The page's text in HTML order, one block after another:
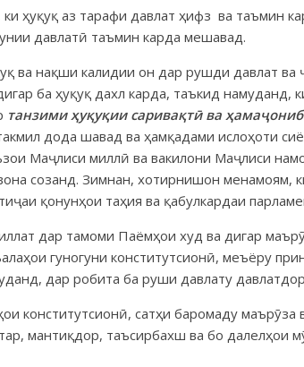
ки ҳуқуқ аз тарафи давлат ҳифз ва таъ­мин
дав­латӣ таъмин карда мешавад.
ва нақши калидии он дар рушди давлат
ба ҳуқуқ дахл карда, таъкид намуданд,
танзими ҳуқуқии саривақтӣ ва ҳама­ҷ
дода шавад ва ҳамқадами ислоҳоти
Маҷлиси миллӣ ва вакилони Маҷлиси
созанд. Зимнан, хо­тирнишон менамоям,
қонунҳои таҳия ва қабулкардаи
дар тамоми Паёмҳои худ ва ди­гар
гу­но­­­гуни конститутсионӣ, меъёру
дар робита ба руши давлату
конститутсионӣ, сатҳи баромаду
ман­­тиқдор, таъсирбахш ва бо далелҳои